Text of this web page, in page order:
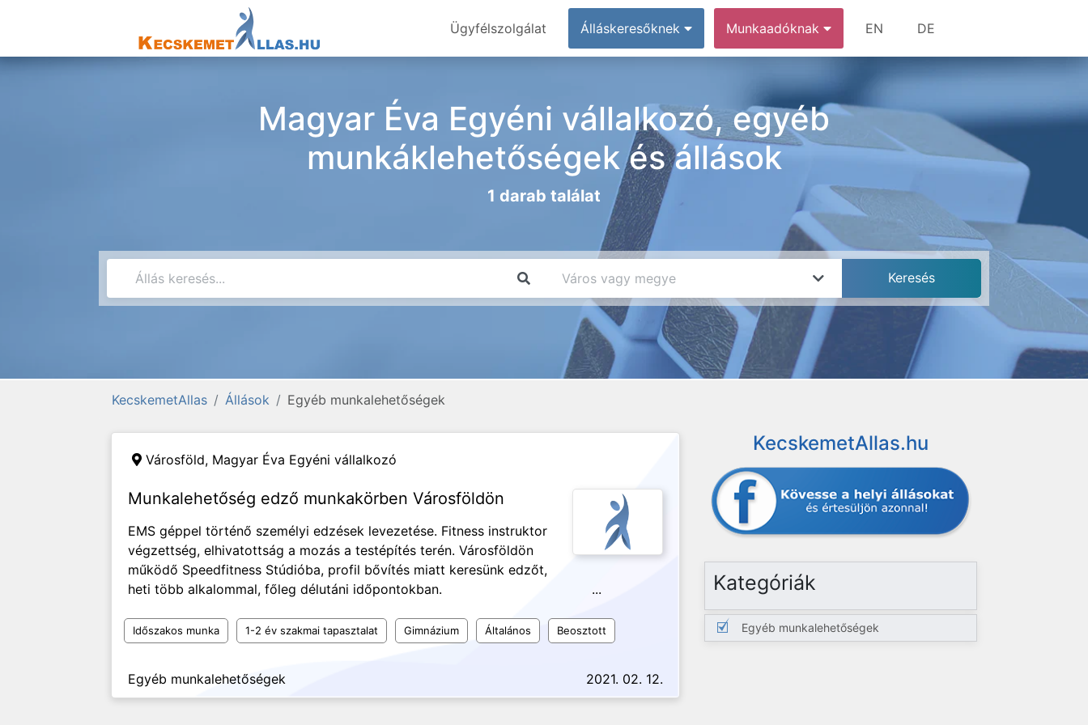
Ügyfélszolgálat Álláskeresőknek Munkaadóknak EN DE
Magyar Éva Egyéni vállalkozó, egyéb
munkáklehetőségek és állások
1 darab találat
KecskemetAllas Állások Egyéb munkalehetőségek
Városföld, Magyar Éva Egyéni vállalkozó
Munkalehetőség edző munkakörben Városföldön
EMS géppel történő személyi edzések levezetése. Fitness instruktor
végzettség, elhivatottság a mozás a testépítés terén. Városföldön
működő Speedfitness Stúdióba, profil bővítés miatt keresünk edzőt,
heti több alkalommal, főleg délutáni időpontokban. ...
Időszakos munka 1-2 év szakmai tapasztalat Gimnázium Általános Beosztott
Egyéb munkalehetőségek 2021. 02. 12.
KecskemetAllas.hu
Kategóriák
Egyéb munkalehetőségek